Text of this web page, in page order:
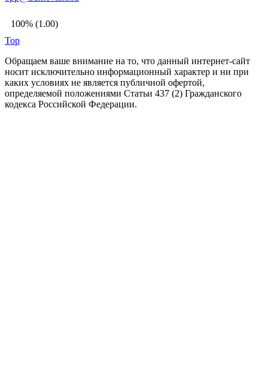
100% (1.00)
Top
Обращаем ваше внимание на то, что данный интернет-сайт
носит исключительно информационный характер и ни при
каких условиях не является публичной офертой,
определяемой положениями Статьи 437 (2) Гражданского
кодекса Российской Федерации.